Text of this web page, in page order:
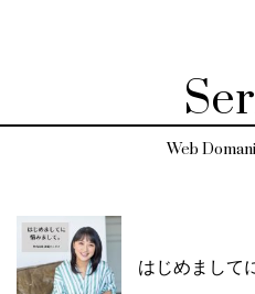
Web
はじめまして